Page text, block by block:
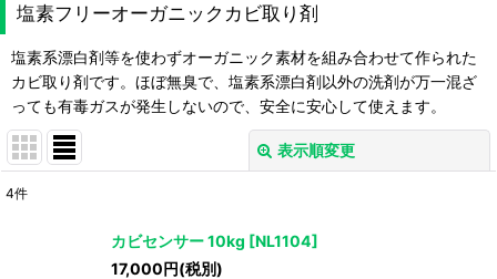
塩素フリーオーガニックカビ取り剤
塩素系漂白剤等を使わずオーガニック素材を組み合わせて作られた
カビ取り剤です。ほぼ無臭で、塩素系漂白剤以外の洗剤が万一混ざ
っても有毒ガスが発生しないので、安全に安心して使えます。
表示順変更
4件
カビセンサー 10kg [NL1104]
17,000円(税別)